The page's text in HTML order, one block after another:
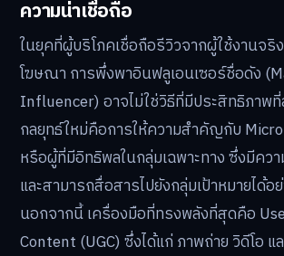
ความน่าเชื่อถือ
ในยุคที่ผู้บริโภคเชื่อถือรีวิวจากผู้ใช้งานจริ
โฆษณา การพึ่งพาอินฟลูเอนเซอร์ชื่อดัง
Influencer) อาจไม่ใช่วิธีที่มีประสิทธิภาพที่
กลยุทธ์ใหม่คือการให้ความสำคัญกับ
หรือผู้ที่มีอิทธิพลในกลุ่มเฉพาะทาง ซึ่งมีคว
และสามารถสื่อสารไปยังกลุ่มเป้าหมายได้อ
นอกจากนี้ เครื่องมือที่ทรงพลังที่สุดคือ
Content (UGC) ซึ่งได้แก่ ภาพถ่าย วิดีโอ